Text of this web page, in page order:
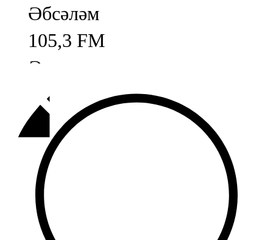
Әбсәләм
105,3 FM
Әлмәт
92,9 FM
Базарлы матак
107,1 FM
Балык бистәсе
104,9 FM
Баулы